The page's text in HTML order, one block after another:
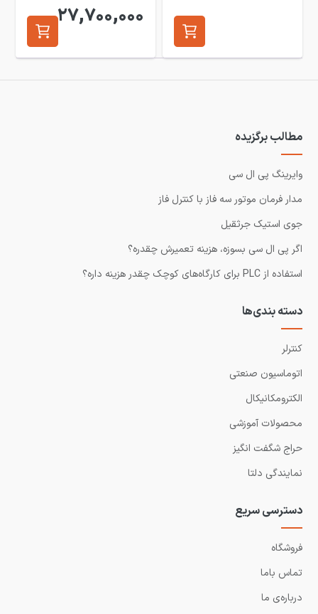
27,700,000
مطالب برگزیده
وایرینگ پی ال سی
مدار فرمان موتور سه فاز با کنترل فاز
جوی استیک جرثقیل
اگر پی ال سی بسوزه، هزینه تعمیرش چقدره؟
استفاده از PLC برای کارگاه‌های کوچک چقدر هزینه داره؟
دسته بندی‌ها
کنترلر
اتوماسیون صنعتی
الکترومکانیکال
محصولات آموزشی
حراج شگفت انگیز
نمایندگی دلتا
دسترسی سریع
فروشگاه
تماس باما
درباره‌ی ما